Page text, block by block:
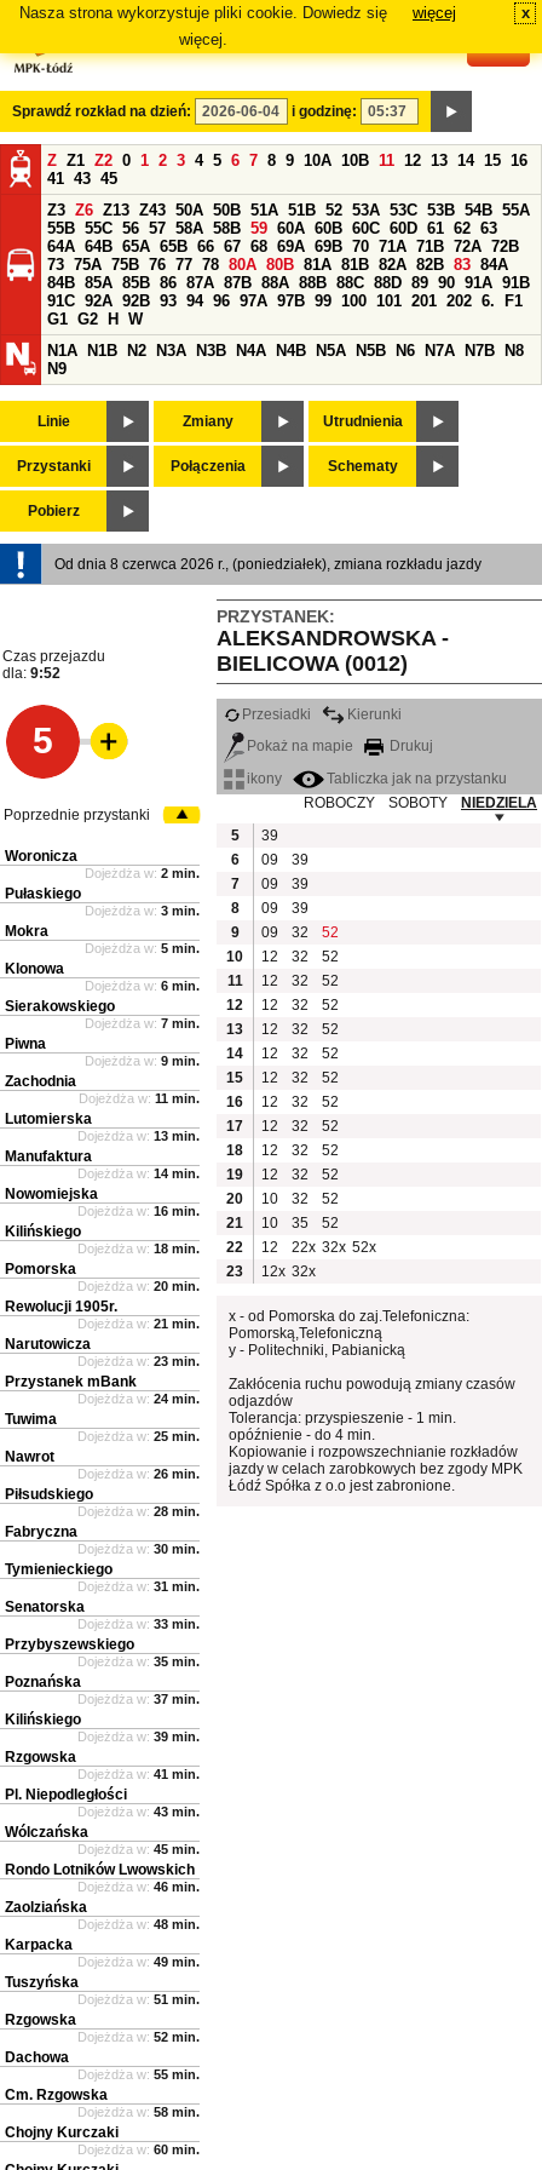
Nasza strona wykorzystuje pliki cookie. Dowiedz się
więcej.
więcej x
Sprawdź rozkład na dzień: i godzinę:
Z Z1 Z2 0 1 2 3 4 5 6 7 8 9 10A 10B 11 12 13 14 15 16
41 43 45
Z3 Z6 Z13 Z43 50A 50B 51A 51B 52 53A 53C 53B 54B 55A
55B 55C 56 57 58A 58B 59 60A 60B 60C 60D 61 62 63
64A 64B 65A 65B 66 67 68 69A 69B 70 71A 71B 72A 72B
73 75A 75B 76 77 78 80A 80B 81A 81B 82A 82B 83 84A
84B 85A 85B 86 87A 87B 88A 88B 88C 88D 89 90 91A 91B
91C 92A 92B 93 94 96 97A 97B 99 100 101 201 202 6.
F1
G1 G2 H
W
N1A
N1B N2 N3A N3B N4A N4B N5A N5B N6 N7A N7B
N8
N9
Linie Zmiany Utrudnienia
Przystanki Połączenia Schematy
Pobierz
Od dnia 8 czerwca 2026 r., (poniedziałek), zmiana rozkładu jazdy
PRZYSTANEK:
ALEKSANDROWSKA -
BIELICOWA (0012)
Czas przejazdu
dla: 9:52
5
Przesiadki
Kierunki
Pokaż na mapie
Drukuj
ikony
Tabliczka jak na przystanku
ROBOCZY
SOBOTY
NIEDZIELA
5
39
6
09
39
7
09
39
8
09
39
9
09 32
52
10
12 32
52
11
12 32
52
12
12 32
52
13
12 32
52
14
12 32
52
15
12 32
52
16
12 32
52
17
12 32
52
18
12 32
52
19
12 32
52
20
10 32
52
21
10 35
52
22
12 22x 32x 52x
23
12x 32x
x - od Pomorska do zaj.Telefoniczna:
Pomorską,Telefoniczną
y - Politechniki, Pabianicką
Zakłócenia ruchu powodują zmiany czasów
odjazdów
Tolerancja: przyspieszenie - 1 min.
opóźnienie - do 4 min.
Kopiowanie i rozpowszechnianie rozkładów
jazdy w celach zarobkowych bez zgody MPK
Łódź Spółka z o.o jest zabronione.
Poprzednie przystanki
Woronicza
Dojeżdża w: 2 min.
Pułaskiego
Dojeżdża w: 3 min.
Mokra
Dojeżdża w: 5 min.
Klonowa
Dojeżdża w: 6 min.
Sierakowskiego
Dojeżdża w: 7 min.
Piwna
Dojeżdża w: 9 min.
Zachodnia
Dojeżdża w: 11 min.
Lutomierska
Dojeżdża w: 13 min.
Manufaktura
Dojeżdża w: 14 min.
Nowomiejska
Dojeżdża w: 16 min.
Kilińskiego
Dojeżdża w: 18 min.
Pomorska
Dojeżdża w: 20 min.
Rewolucji 1905r.
Dojeżdża w: 21 min.
Narutowicza
Dojeżdża w: 23 min.
Przystanek mBank
Dojeżdża w: 24 min.
Tuwima
Dojeżdża w: 25 min.
Nawrot
Dojeżdża w: 26 min.
Piłsudskiego
Dojeżdża w: 28 min.
Fabryczna
Dojeżdża w: 30 min.
Tymienieckiego
Dojeżdża w: 31 min.
Senatorska
Dojeżdża w: 33 min.
Przybyszewskiego
Dojeżdża w: 35 min.
Poznańska
Dojeżdża w: 37 min.
Kilińskiego
Dojeżdża w: 39 min.
Rzgowska
Dojeżdża w: 41 min.
Pl. Niepodległości
Dojeżdża w: 43 min.
Wólczańska
Dojeżdża w: 45 min.
Rondo Lotników Lwowskich
Dojeżdża w: 46 min.
Zaolziańska
Dojeżdża w: 48 min.
Karpacka
Dojeżdża w: 49 min.
Tuszyńska
Dojeżdża w: 51 min.
Rzgowska
Dojeżdża w: 52 min.
Dachowa
Dojeżdża w: 55 min.
Cm. Rzgowska
Dojeżdża w: 58 min.
Chojny Kurczaki
Dojeżdża w: 60 min.